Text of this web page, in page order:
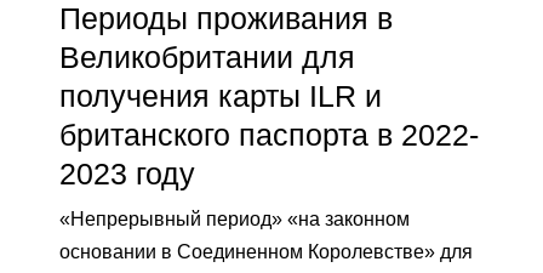
Периоды проживания в
Великобритании для
получения карты ILR и
британского паспорта в 2022-
2023 году
«Непрерывный период» «на законном
основании в Соединенном Королевстве» для